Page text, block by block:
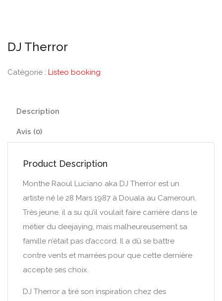
DJ Therror
Catégorie : Listeo booking
Description
Avis (0)
Product Description
Monthe Raoul Luciano aka DJ Therror est un
artiste né le 28 Mars 1987 à Douala au Cameroun.
Très jeune, il a su qu’il voulait faire carrière dans le
métier du deejaying, mais malheureusement sa
famille n’était pas d’accord. Il a dû se battre
contre vents et marrées pour que cette dernière
accepte ses choix.
DJ Therror a tiré son inspiration chez des